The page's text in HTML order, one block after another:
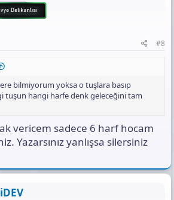
#8
bilmiyorum yoksa o tuşlara basıp
tuşun hangi harfe denk geleceğini tam
vericem sadece 6 harf hocam
Yazarsınız yanlışsa silersiniz